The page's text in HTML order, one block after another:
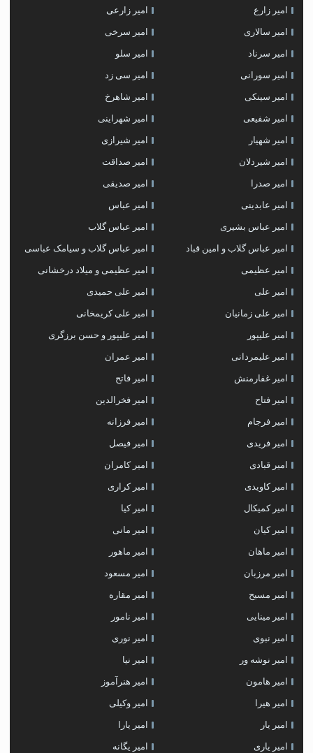
امیر زارع امیر زارعی
امیر سالاری امیر سرخی
امیر سرناد امیر سلو
امیر سورانی امیر سی زد
امیر سینکی امیر شاهرخ
امیر شفیعی امیر شهراینی
امیر شهیار امیر شیرازی
امیر شیردلان امیر صداقت
امیر صدرا امیر صدیقی
امیر عابدینی امیر عباس
امیر عباس بشیری امیر عباس گلاب
امیر عباس گلاب و امین قباد امیر عباس گلاب و سیامک عباسی
امیر عظیمی امیر عظیمی و میلاد درخشانی
امیر علی امیر علی حمیدی
امیر علی زمانیان امیر علی کریمخانی
امیر علیپور امیر علیپور و حسن برزگری
امیر علیمردانی امیر عمران
امیر غفارمنش امیر فاتح
امیر فتاح امیر فخرالدین
امیر فرجام امیر فرزانه
امیر فریدی امیر فیصل
امیر قبادی امیر کامران
امیر کاویدی امیر کراری
امیر کمیکال امیر کیا
امیر کیان امیر مانی
امیر ماهان امیر ماهور
امیر مرزبان امیر مسعود
امیر مسیح امیر مقاره
امیر مینایی امیر نامور
امیر نبوی امیر نوری
امیر نوشه ور امیر نیا
امیر هامون امیر هنرآموز
امیر هیرا امیر وکیلی
امیر یار امیر یارا
امیر یاری امیر یگانه